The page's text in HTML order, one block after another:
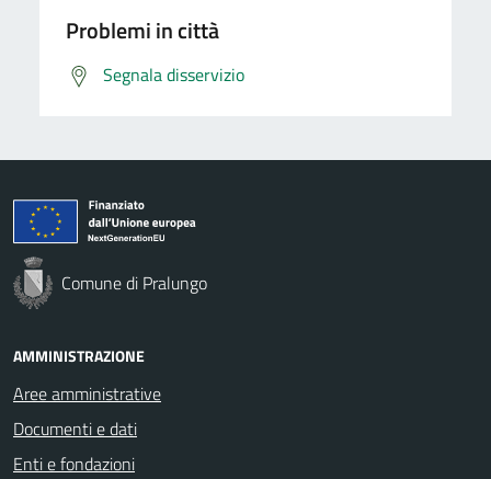
Problemi in città
Segnala disservizio
Comune di Pralungo
AMMINISTRAZIONE
Aree amministrative
Documenti e dati
Enti e fondazioni